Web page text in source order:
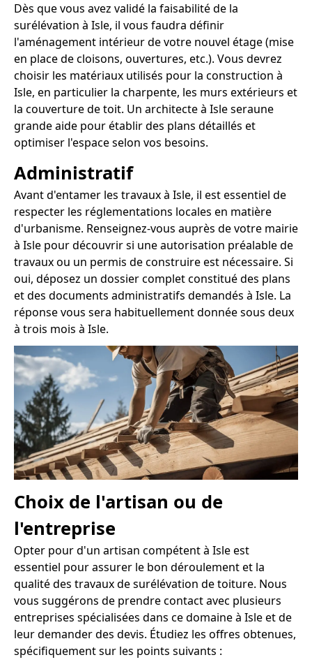
Dès que vous avez validé la faisabilité de la
surélévation à Isle, il vous faudra définir
l'aménagement intérieur de votre nouvel étage (mise
en place de cloisons, ouvertures, etc.). Vous devrez
choisir les matériaux utilisés pour la construction à
Isle, en particulier la charpente, les murs extérieurs et
la couverture de toit. Un architecte à Isle seraune
grande aide pour établir des plans détaillés et
optimiser l'espace selon vos besoins.
Administratif
Avant d'entamer les travaux à Isle, il est essentiel de
respecter les réglementations locales en matière
d'urbanisme. Renseignez-vous auprès de votre mairie
à Isle pour découvrir si une autorisation préalable de
travaux ou un permis de construire est nécessaire. Si
oui, déposez un dossier complet constitué des plans
et des documents administratifs demandés à Isle. La
réponse vous sera habituellement donnée sous deux
à trois mois à Isle.
Choix de l'artisan ou de
l'entreprise
Opter pour d'un artisan compétent à Isle est
essentiel pour assurer le bon déroulement et la
qualité des travaux de surélévation de toiture. Nous
vous suggérons de prendre contact avec plusieurs
entreprises spécialisées dans ce domaine à Isle et de
leur demander des devis. Étudiez les offres obtenues,
spécifiquement sur les points suivants :